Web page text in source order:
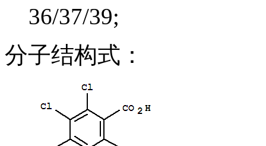
36/37/39;
分子结构式：